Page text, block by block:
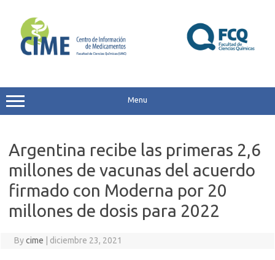
content
Menu
Argentina recibe las primeras 2,6
millones de vacunas del acuerdo
firmado con Moderna por 20
millones de dosis para 2022
Bycime diciembre 23, 2021